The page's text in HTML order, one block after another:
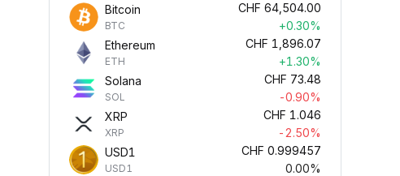
Bitcoin
BTC
CHF 64,504.00
+0.30%
Ethereum
ETH
CHF 1,896.07
+1.30%
Solana
SOL
CHF 73.48
-0.90%
XRP
XRP
CHF 1.046
-2.50%
USD1
USD1
CHF 0.999457
0.00%